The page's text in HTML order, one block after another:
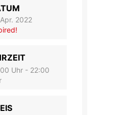
2022
Uhr - 22:00